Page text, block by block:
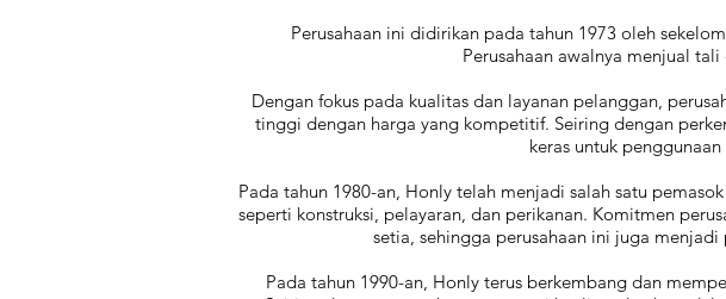
Perusahaan ini didirikan pada tahun 1973 oleh
Perusahaan awalnya menjual
Dengan fokus pada kualitas dan layanan pelanggan,
tinggi dengan harga yang kompetitif. Seiring dengan
keras untuk
Pada tahun 1980-an, Honly telah menjadi salah satu
seperti konstruksi, pelayaran, dan perikanan. Komitmen
setia, sehingga perusahaan ini juga
Pada tahun 1990-an, Honly terus berkembang dan